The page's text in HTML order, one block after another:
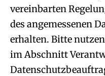
vereinbarten
des angemessenen
erhalten. Bitte
im Abschnitt